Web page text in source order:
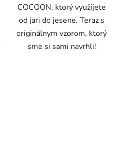
COCOON, ktorý využijete
od jari do jesene. Teraz s
originálnym vzorom, ktorý
sme si sami navrhli!